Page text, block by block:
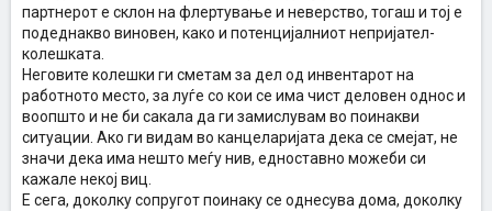
партнерот е склон на флертување и неверство, тогаш и тој е
подеднакво виновен, како и потенцијалниот непријател-
колешката.
Неговите колешки ги сметам за дел од инвентарот на
работното место, за луѓе со кои се има чист деловен однос и
воопшто и не би сакала да ги замислувам во поинакви
ситуации. Ако ги видам во канцеларијата дека се смејат, не
значи дека има нешто меѓу нив, едноставно можеби си
кажале некој виц.
Е сега, доколку сопругот поинаку се однесува дома, доколку